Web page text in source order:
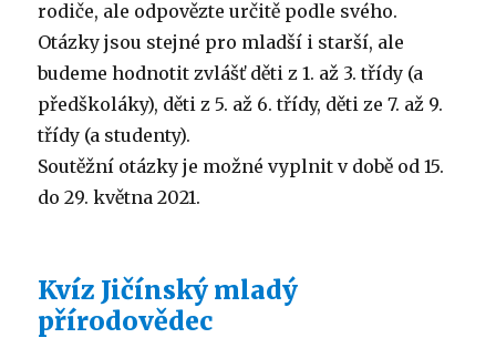
rodiče, ale odpovězte určitě podle svého.
Otázky jsou stejné pro mladší i starší, ale
budeme hodnotit zvlášť děti z 1. až 3. třídy (a
předškoláky), děti z 5. až 6. třídy, děti ze 7. až 9.
třídy (a studenty).
Soutěžní otázky je možné vyplnit v době od 15.
do 29. května 2021.
Kvíz Jičínský mladý
přírodovědec